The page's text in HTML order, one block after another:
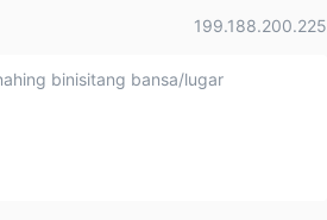
199.188.200.225
binisitang bansa/lugar